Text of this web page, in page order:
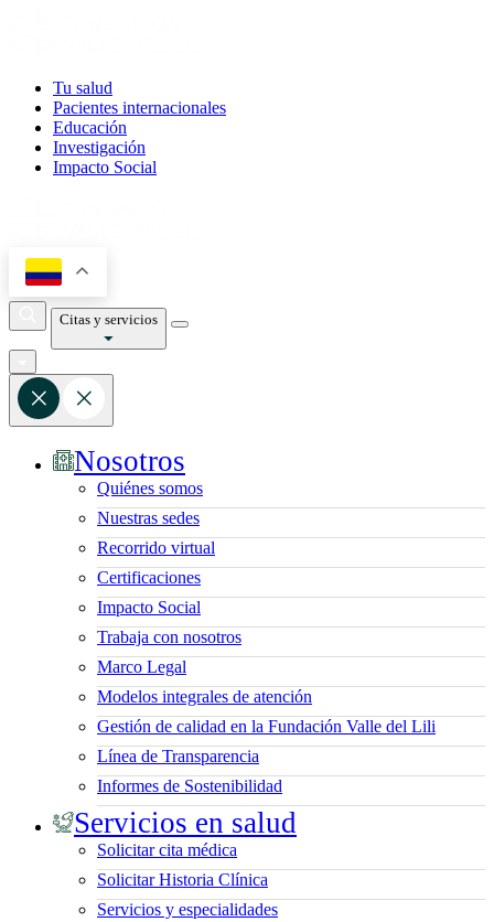
Tu salud
Pacientes internacionales
Educación
Investigación
Impacto Social
Citas y servicios
Nosotros
Quiénes somos
Nuestras sedes
Recorrido virtual
Certificaciones
Impacto Social
Trabaja con nosotros
Marco Legal
Modelos integrales de atención
Gestión de calidad en la Fundación Valle del Lili
Línea de Transparencia
Informes de Sostenibilidad
Servicios en salud
Solicitar cita médica
Solicitar Historia Clínica
Servicios y especialidades